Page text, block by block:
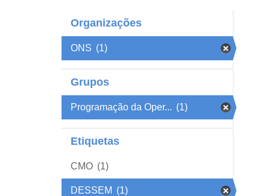
Organizações
ONS (1)
Grupos
Programação da Oper... (1)
Etiquetas
CMO (1)
DESSEM (1)